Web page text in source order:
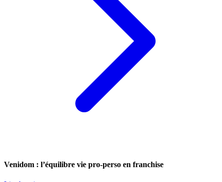
Venidom : l’équilibre vie pro-perso en franchise